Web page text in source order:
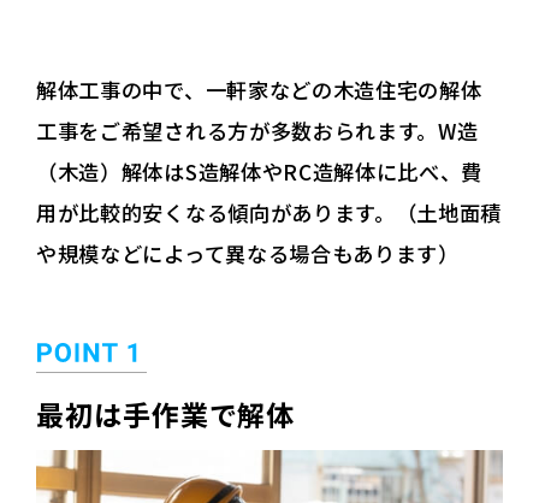
解体工事の中で、一軒家などの木造住宅の解体
工事をご希望される方が多数おられます。W造
（木造）解体はS造解体やRC造解体に比べ、費
用が比較的安くなる傾向があります。（土地面積
や規模などによって異なる場合もあります）
最初は手作業で解体